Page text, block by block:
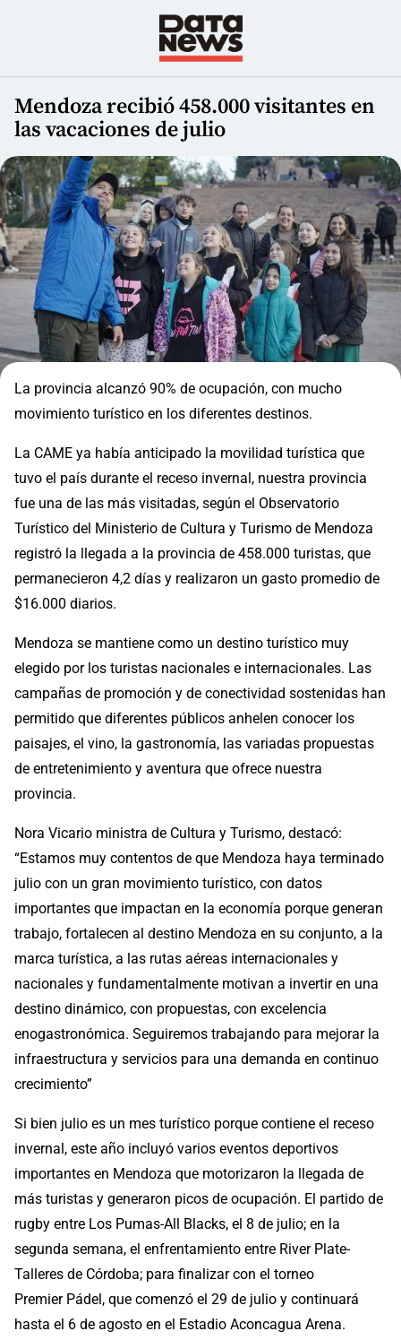
Mendoza recibió 458.000 visitantes en
las vacaciones de julio
La provincia alcanzó 90% de ocupación, con mucho
movimiento turístico en los diferentes destinos.
La CAME ya había anticipado la movilidad turística que
tuvo el país durante el receso invernal, nuestra provincia
fue una de las más visitadas, según el Observatorio
Turístico del Ministerio de Cultura y Turismo de Mendoza
registró la llegada a la provincia de 458.000 turistas, que
permanecieron 4,2 días y realizaron un gasto promedio de
$16.000 diarios.
Mendoza se mantiene como un destino turístico muy
elegido por los turistas nacionales e internacionales. Las
campañas de promoción y de conectividad sostenidas han
permitido que diferentes públicos anhelen conocer los
paisajes, el vino, la gastronomía, las variadas propuestas
de entretenimiento y aventura que ofrece nuestra
provincia.
Nora Vicario ministra de Cultura y Turismo, destacó:
“Estamos muy contentos de que Mendoza haya terminado
julio con un gran movimiento turístico, con datos
importantes que impactan en la economía porque generan
trabajo, fortalecen al destino Mendoza en su conjunto, a la
marca turística, a las rutas aéreas internacionales y
nacionales y fundamentalmente motivan a invertir en una
destino dinámico, con propuestas, con excelencia
enogastronómica. Seguiremos trabajando para mejorar la
infraestructura y servicios para una demanda en continuo
crecimiento”
Si bien julio es un mes turístico porque contiene el receso
invernal, este año incluyó varios eventos deportivos
importantes en Mendoza que motorizaron la llegada de
más turistas y generaron picos de ocupación. El partido de
rugby entre Los Pumas-All Blacks, el 8 de julio; en la
segunda semana, el enfrentamiento entre River Plate-
Talleres de Córdoba; para finalizar con el torneo
Premier Pádel, que comenzó el 29 de julio y continuará
hasta el 6 de agosto en el Estadio Aconcagua Arena.